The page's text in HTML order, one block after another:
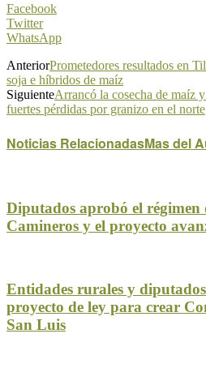
Facebook
Twitter
WhatsApp
AnteriorPrometedores resultados en
soja e híbridos de maíz
SiguienteArrancó la cosecha de maíz
fuertes pérdidas por granizo en el norte
Noticias RelacionadasMas del
Diputados aprobó el régimen
Camineros y el proyecto
Entidades rurales y
proyecto de ley para crear
San Luis